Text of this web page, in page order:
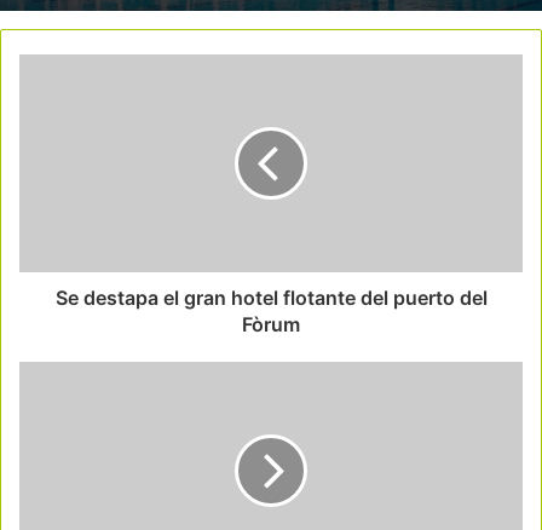
Se destapa el gran hotel flotante del puerto del
Fòrum